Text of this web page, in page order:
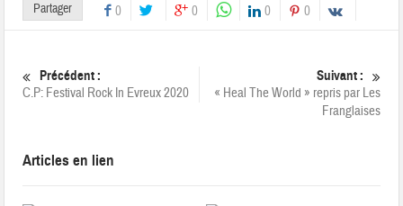
Partager 0 0 0 0
Précédent :
C.P: Festival Rock In Evreux 2020
Suivant :
« Heal The World » repris par Les
Franglaises
Articles en lien